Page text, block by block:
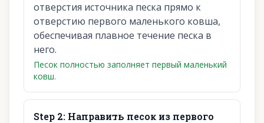
отверстия источника песка прямо к
отверстию первого маленького ковша,
обеспечивая плавное течение песка в
него.
Песок полностью заполняет первый маленький
ковш.
Step 2: Направить песок из первого